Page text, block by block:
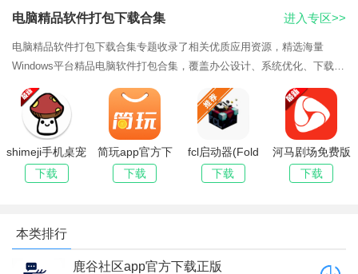
输入完毕以后点击发送，稍等片刻；
电脑精品软件打包下载合集
电脑精品软件打包下载合集专题收录了相关优质应用资源，精选海量
Windows平台精品电脑软件打包合集，覆盖办公设计、系统优化、下载解
压等分类，全部去除捆绑广告，提供网盘打包直链下载，附带详细安装步
骤与常见问题修
进入专区>>
shimeji手机桌宠
下载
下载
简玩app官方下
载安装免费版
(简玩短视频)
下载
fcl启动器(Fold
Craft Launcher)
官方最新版
下载
河马剧场免费版
下载安装(河马
短剧)
下载
本类排行
鹿谷社区app官方下载正版